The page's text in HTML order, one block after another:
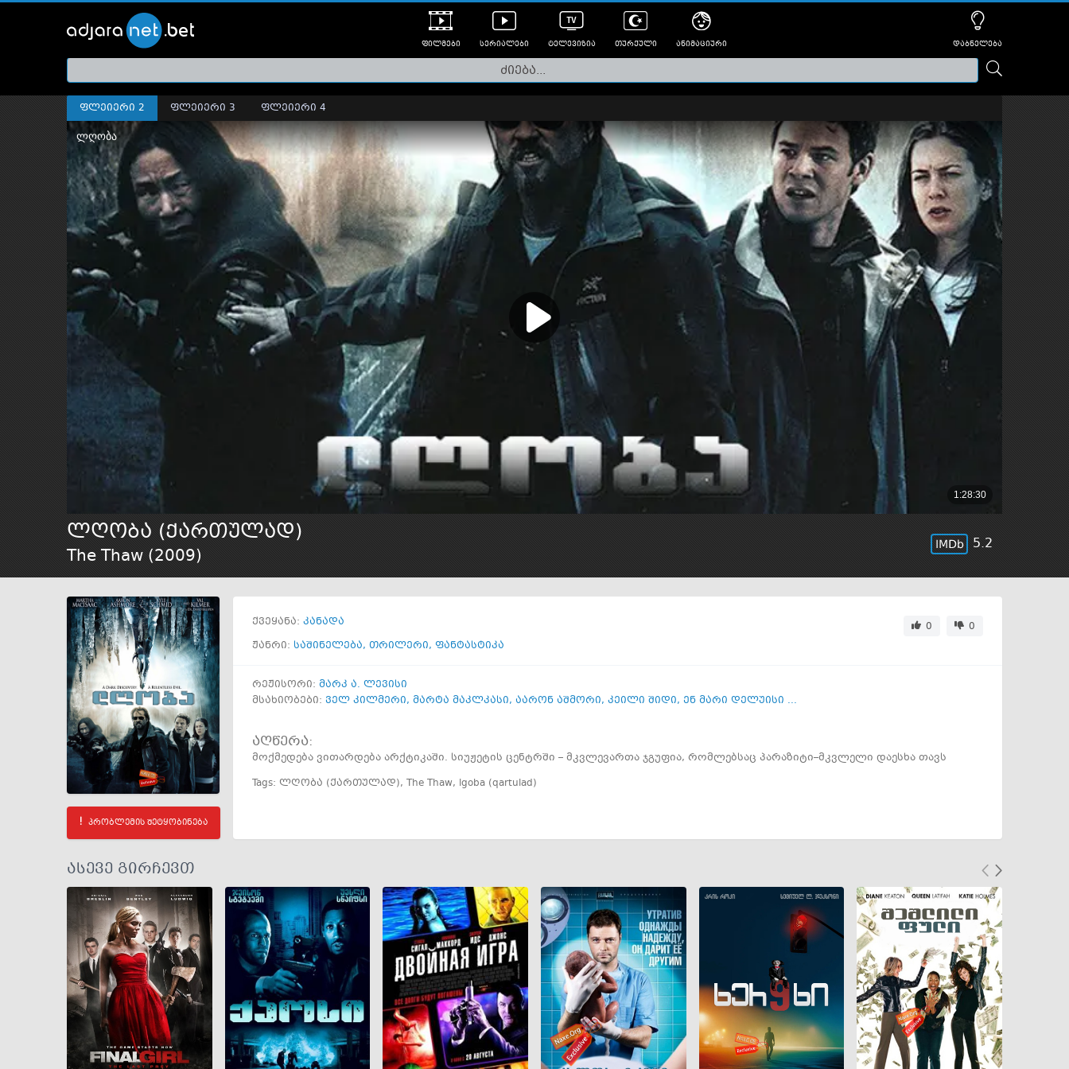
ფილმები
თრეილერები
სერიალები ტელევიზია თურქული ანიმაციური დაბნელება
ფლეიერი 2 ფლეიერი 3 ფლეიერი 4
ლღობა (ქართულად)
The Thaw (2009)
5.2
პრობლემის შეტყობინება
ქვეყანა: კანადა 0
0
ჟანრი: საშინელება, თრილერი, ფანტასტიკა
რეჟისორი: მარკ ა. ლევისი
მსახიობები: ველ კილმერი, მარტა მაკლკასი, აარონ აშმორი, კეილი შიდი, ენ მარი დელუისი ...
აღწერა:
მოქმედება ვითარდება არქტიკაში. სიუჟეტის ცენტრში – მკვლევართა ჯგუფია, რომლებსაც პარაზიტი–მკვლელი დაესხა თავს
Tags: ლღობა (ქართულად), The Thaw, lgoba (qartulad)
ასევე გირჩევთ